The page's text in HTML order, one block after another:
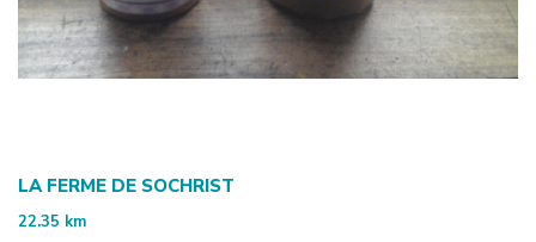
LA FERME DE SOCHRIST
22.35 km